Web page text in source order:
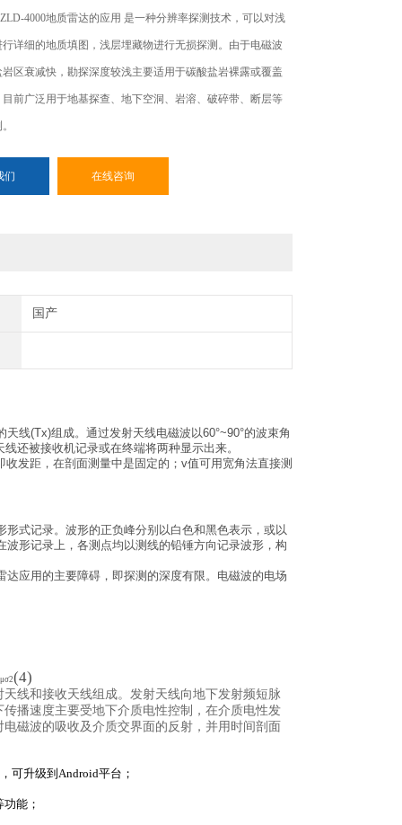
4000地质雷达的应用 是一种分辨率探测技术，可以对浅
行详细的地质填图，浅层埋藏物进行无损探测。由于电磁波
区衰减快，勘探深度较浅主要适用于碳酸盐岩裸露或覆盖
目前广泛用于地基探查、地下空洞、岩溶、破碎带、断层等
们 在线咨询
国产
线(Tx)组成。通过发射天线电磁波以60°~90°的波束角
还被接收机记录或在终端将两种显示出来。
发距，在剖面测量中是固定的；v值可用宽角法直接测
式记录。波形的正负峰分别以白色和黑色表示，或以
形记录上，各测点均以测线的铅锤方向记录波形，构
应用的主要障碍，即探测的深度有限。电磁波的电场
2(4)
线和接收天线组成。发射天线向地下发射频短脉
播速度主要受地下介质电性控制，在介质电性发
磁波的吸收及介质交界面的反射，并用时间剖面
可升级到Android平台；
能；